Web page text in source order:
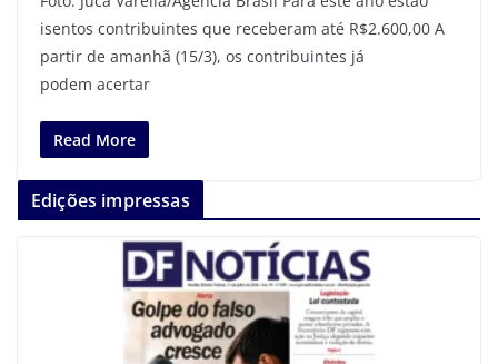
isentos contribuintes que receberam até R$2.600,00 A
partir de amanhã (15/3), os contribuintes já
podem acertar
Read More
Edições impressas